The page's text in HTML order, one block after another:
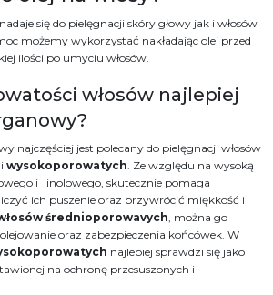
się do pielęgnacji skóry głowy jak i włosów
możemy wykorzystać nakładając olej przed
ilości po umyciu włosów.
włosów najlepiej
najczęściej jest polecany do pielęgnacji włosów
i wysokoporowatych. Ze względu na wysoką
i linolowego, skutecznie pomaga
ich puszenie oraz przywrócić miękkość i
średnioporowavych, można go
oraz zabezpieczenia końcówek. W
najlepiej sprawdzi się jako
na ochronę przesuszonych i